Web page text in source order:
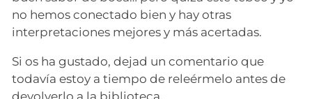
no hemos conectado bien y hay otras
interpretaciones mejores y más acertadas.
Si os ha gustado, dejad un comentario que
todavía estoy a tiempo de releérmelo antes de
devolverlo a la biblioteca.